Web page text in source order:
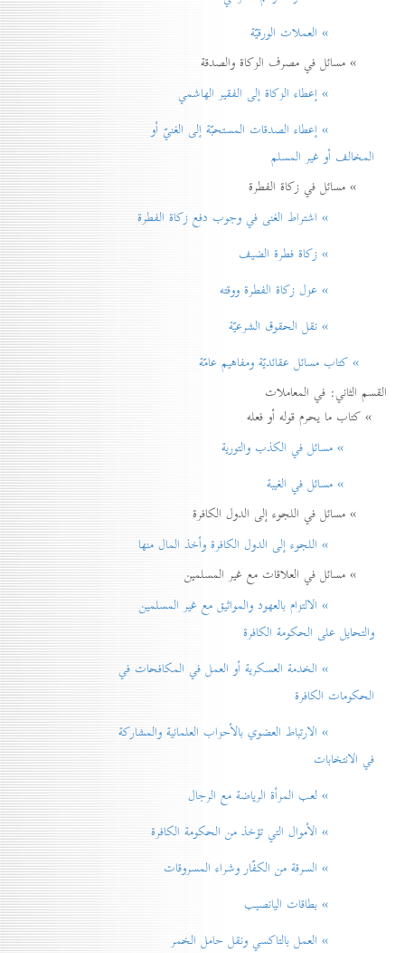
» العملات الورقيّة
» مسائل في مصرف الزكاة والصدقة
» إعطاء الزكاة إلی الفقير الهاشمي
» إعطاء الصدقات المستحبّة إلی الغنيّ أو
المخالف أو غير المسلم
» مسائل في زكاة الفطرة
» اشتراط الغنی في وجوب دفع زكاة الفطرة
» زكاة فطرة الضيف
» عزل زكاة الفطرة ووقته
» نقل الحقوق الشرعيّة
» كتاب مسائل عقائديّة ومفاهيم عامّة
القسم الثاني: في المعاملات
» كتاب ما يحرم قوله أو فعله
» مسائل في الكذب والتورية
» مسائل في الغيبة
» مسائل في اللجوء إلى الدول الكافرة
» اللجوء إلى الدول الكافرة وأخذ المال منها
» مسائل في العلاقات مع غير المسلمين
» الالتزام بالعهود والمواثيق مع غير المسلمين
والتحايل على الحكومة الكافرة
» الخدمة العسكرية أو العمل في المكافحات في
الحكومات الكافرة
» الارتباط العضوي بالأحزاب العلمانية والمشاركة
في الانتخابات
» لعب المرأة الرياضة مع الرجال
» الأموال التي تؤخذ من الحكومة الكافرة
» السرقة من الكفّار وشراء المسروقات
» بطاقات اليانصيب
» العمل بالتاكسي ونقل حامل الخمر